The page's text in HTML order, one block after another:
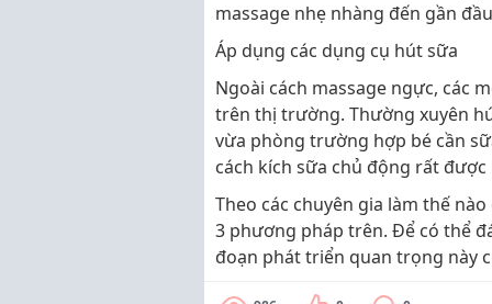
massage nhẹ nhàng đến gần
Áp dụng các dụng cụ hút sữa
Ngoài cách massage ngực, các
trên thị trường. Thường xuyên
vừa phòng trường hợp bé cần
cách kích sữa chủ động rất
Theo các chuyên gia làm thế
3 phương pháp trên. Để có thể
đoạn phát triển quan trọng này